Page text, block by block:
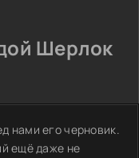
Шерлок
нами его черновик.
ещё даже не